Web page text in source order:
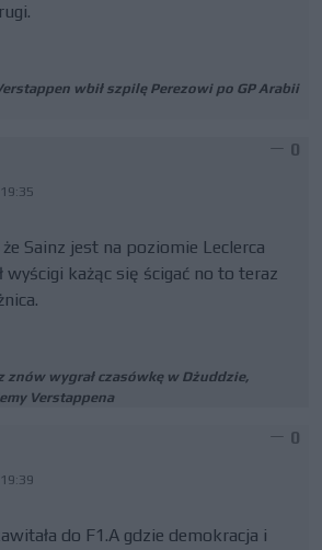
wbił szpilę Perezowi po GP Arabii
0
Sainz jest na poziomie Leclerca
wyścigi każąc się ścigać no to teraz
znów wygrał czasówkę w Dżuddzie,
Verstappena
0
do F1.A gdzie demokracja i